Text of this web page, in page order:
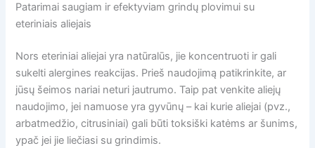
Patarimai saugiam ir efektyviam grindų plovimui su
eteriniais aliejais
Nors eteriniai aliejai yra natūralūs, jie koncentruoti ir gali
sukelti alergines reakcijas. Prieš naudojimą patikrinkite, ar
jūsų šeimos nariai neturi jautrumo. Taip pat venkite aliejų
naudojimo, jei namuose yra gyvūnų – kai kurie aliejai (pvz.,
arbatmedžio, citrusiniai) gali būti toksiški katėms ar šunims,
ypač jei jie liečiasi su grindimis.